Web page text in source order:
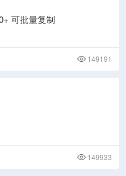
可批量复制
149191
149933